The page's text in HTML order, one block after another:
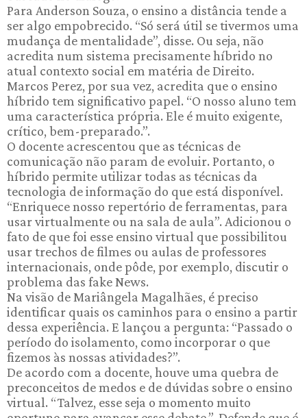
Para Anderson Souza, o ensino a distância tende a
ser algo empobrecido. “Só será útil se tivermos uma
mudança de mentalidade”, disse. Ou seja, não
acredita num sistema precisamente híbrido no
atual contexto social em matéria de Direito.
Marcos Perez, por sua vez, acredita que o ensino
híbrido tem significativo papel. “O nosso aluno tem
uma característica própria. Ele é muito exigente,
crítico, bem-preparado.”.
O docente acrescentou que as técnicas de
comunicação não param de evoluir. Portanto, o
híbrido permite utilizar todas as técnicas da
tecnologia de informação do que está disponível.
“Enriquece nosso repertório de ferramentas, para
usar virtualmente ou na sala de aula”. Adicionou o
fato de que foi esse ensino virtual que possibilitou
usar trechos de filmes ou aulas de professores
internacionais, onde pôde, por exemplo, discutir o
problema das fake News.
Na visão de Mariângela Magalhães, é preciso
identificar quais os caminhos para o ensino a partir
dessa experiência. E lançou a pergunta: “Passado o
período do isolamento, como incorporar o que
fizemos às nossas atividades?”.
De acordo com a docente, houve uma quebra de
preconceitos de medos e de dúvidas sobre o ensino
virtual. “Talvez, esse seja o momento muito